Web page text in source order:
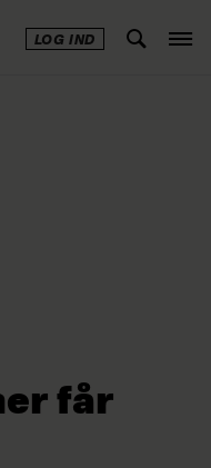
LOG IND
får